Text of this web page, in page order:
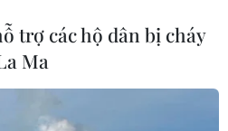
thạch khủng
năm tuổi
trợ các hộ dân bị cháy
Ma